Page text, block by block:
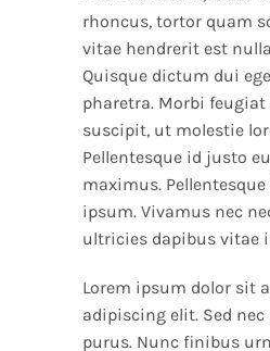
rhoncus, tortor quam
vitae hendrerit est
Quisque dictum dui
pharetra. Morbi feugiat
suscipit, ut molestie
Pellentesque id justo
maximus.
ipsum. Vivamus nec
ultricies dapibus vitae
Lorem ipsum dolor sit
adipiscing elit. Sed nec
purus. Nunc finibus